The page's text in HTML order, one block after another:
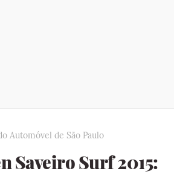
Automóvel de São Paulo
Saveiro Surf 2015: